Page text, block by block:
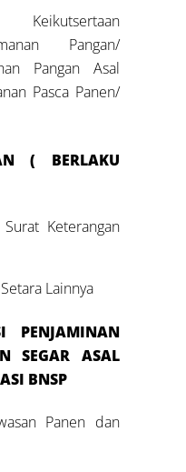
Pangan/
Pangan Asal
Pasca Panen/
( BERLAKU
Keterangan
Lainnya
PENJAMINAN
SEGAR ASAL
BNSP
Panen dan